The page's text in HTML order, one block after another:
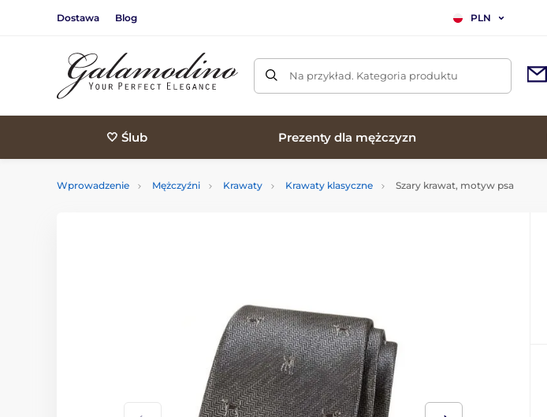
Dostawa Blog PLN
Na przykład. Kategoria produktu
🤍 Ślub Prezenty dla mężczyzn
Wprowadzenie Mężczyźni Krawaty Krawaty klasyczne Szary krawat, motyw psa